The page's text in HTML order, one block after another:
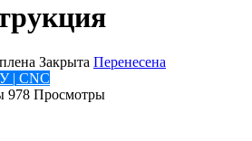
Закрыта Перенесена
| CNC
978 Просмотры